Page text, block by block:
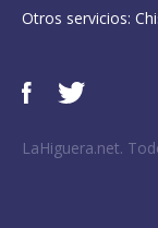
Otros servicios:
LaHiguera.net.